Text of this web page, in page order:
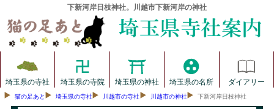
下新河岸日枝神社。川越市下新河岸の神社
埼玉県の寺社 埼玉県の寺院 埼玉県の神社 埼玉県の名所 ダイアリー
猫の足あと 埼玉県の寺社 川越市の寺社 川越市の神社 下新河岸日枝神社